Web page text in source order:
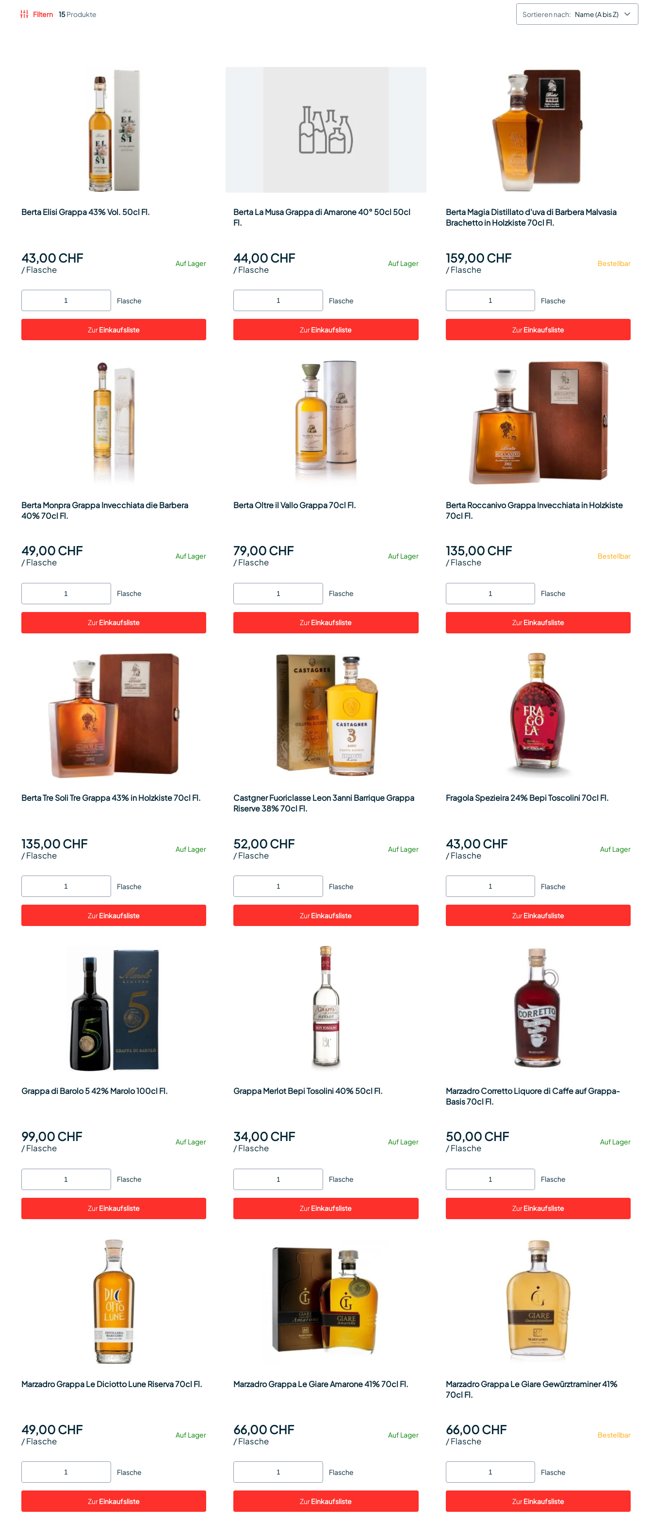
Filtern 15Produkte Sortieren nach: Name (A bis Z)
Berta Elisi Grappa 43% Vol. 50cl Fl.
Auf Lager
43,00 CHF
/Flasche
Flasche
ZurEinkaufsliste
Berta La Musa Grappa di Amarone 40° 50cl 50cl
Fl.
Auf Lager
44,00 CHF
/Flasche
Flasche
ZurEinkaufsliste
Berta Magia Distillato d'uva di Barbera Malvasia
Brachetto in Holzkiste 70cl Fl.
Bestellbar
159,00 CHF
/Flasche
Flasche
ZurEinkaufsliste
Berta Monpra Grappa Invecchiata die Barbera
40% 70cl Fl.
Auf Lager
49,00 CHF
/Flasche
Flasche
ZurEinkaufsliste
Berta Oltre il Vallo Grappa 70cl Fl.
Auf Lager
79,00 CHF
/Flasche
Flasche
ZurEinkaufsliste
Berta Roccanivo Grappa Invecchiata in Holzkiste
70cl Fl.
Bestellbar
135,00 CHF
/Flasche
Flasche
ZurEinkaufsliste
Berta Tre Soli Tre Grappa 43% in Holzkiste 70cl Fl.
Auf Lager
135,00 CHF
/Flasche
Flasche
ZurEinkaufsliste
Castgner Fuoriclasse Leon 3anni Barrique Grappa
Riserve 38% 70cl Fl.
Auf Lager
52,00 CHF
/Flasche
Flasche
ZurEinkaufsliste
Fragola Spezieira 24% Bepi Toscolini 70cl Fl.
Auf Lager
43,00 CHF
/Flasche
Flasche
ZurEinkaufsliste
Grappa di Barolo 5 42% Marolo 100cl Fl.
Auf Lager
99,00 CHF
/Flasche
Flasche
ZurEinkaufsliste
Grappa Merlot Bepi Tosolini 40% 50cl Fl.
Auf Lager
34,00 CHF
/Flasche
Flasche
ZurEinkaufsliste
Marzadro Corretto Liquore di Caffe auf Grappa-
Basis 70cl Fl.
Auf Lager
50,00 CHF
/Flasche
Flasche
ZurEinkaufsliste
Marzadro Grappa Le Diciotto Lune Riserva 70cl Fl.
Auf Lager
49,00 CHF
/Flasche
Flasche
ZurEinkaufsliste
Marzadro Grappa Le Giare Amarone 41% 70cl Fl.
Auf Lager
66,00 CHF
/Flasche
Flasche
ZurEinkaufsliste
Marzadro Grappa Le Giare Gewürztraminer 41%
70cl Fl.
Bestellbar
66,00 CHF
/Flasche
Flasche
ZurEinkaufsliste